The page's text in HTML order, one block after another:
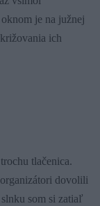
je na južnej
ich
tlačenica.
dovolili
som si zatiaľ